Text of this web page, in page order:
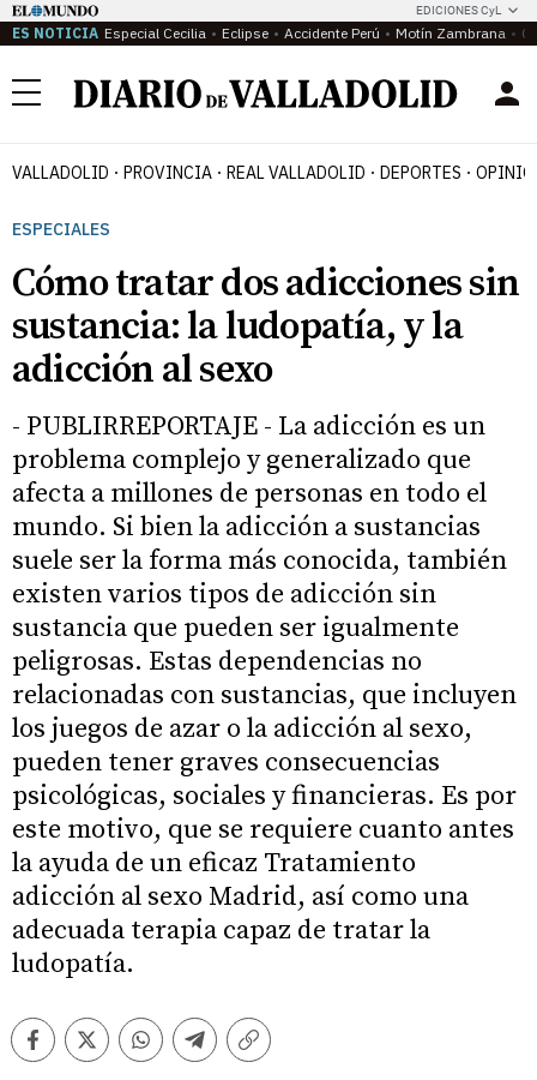
EDICIONES CyL
ES NOTICIA Especial Cecilia Eclipse Accidente Perú Motín Zambrana
Menú
VALLADOLID PROVINCIA REAL VALLADOLID DEPORTES
ESPECIALES
Cómo tratar dos adicciones sin
sustancia: la ludopatía, y la
adicción al sexo
- PUBLIRREPORTAJE - La adicción es un
problema complejo y generalizado que
afecta a millones de personas en todo el
mundo. Si bien la adicción a sustancias
suele ser la forma más conocida, también
existen varios tipos de adicción sin
sustancia que pueden ser igualmente
peligrosas. Estas dependencias no
relacionadas con sustancias, que incluyen
los juegos de azar o la adicción al sexo,
pueden tener graves consecuencias
psicológicas, sociales y financieras. Es por
este motivo, que se requiere cuanto antes
la ayuda de un eficaz Tratamiento
adicción al sexo Madrid, así como una
adecuada terapia capaz de tratar la
ludopatía.
FacebookTwitterWhatsappTelegramCopiar